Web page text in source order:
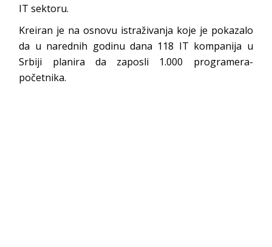
IT sektoru.
Kreiran je na osnovu istraživanja koje je pokazalo
da u narednih godinu dana 118 IT kompanija u
Srbiji planira da zaposli 1.000 programera-
početnika.